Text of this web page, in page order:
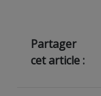
Partager
cet article :